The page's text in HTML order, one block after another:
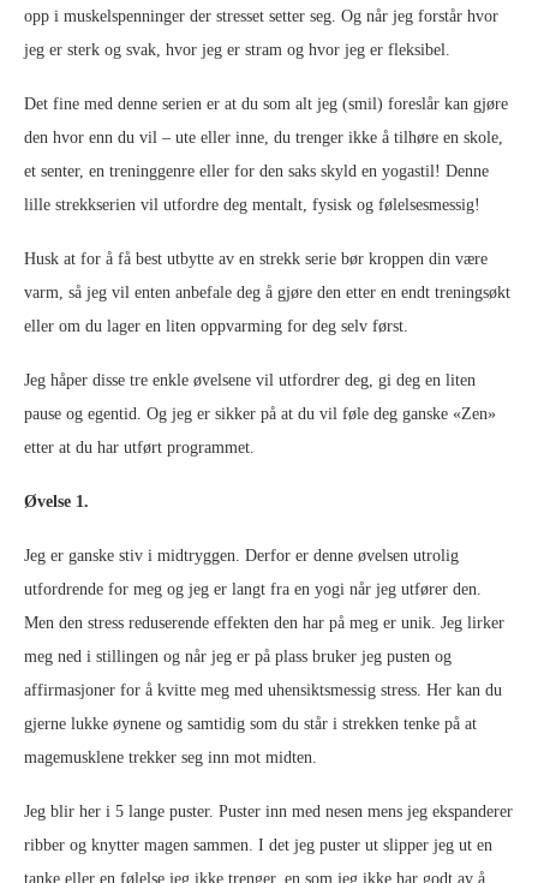
opp i muskelspenninger der stresset setter seg. Og når jeg forstår hvor
jeg er sterk og svak, hvor jeg er stram og hvor jeg er fleksibel.
Det fine med denne serien er at du som alt jeg (smil) foreslår kan gjøre
den hvor enn du vil – ute eller inne, du trenger ikke å tilhøre en skole,
et senter, en treninggenre eller for den saks skyld en yogastil! Denne
lille strekkserien vil utfordre deg mentalt, fysisk og følelsesmessig!
Husk at for å få best utbytte av en strekk serie bør kroppen din være
varm, så jeg vil enten anbefale deg å gjøre den etter en endt treningsøkt
eller om du lager en liten oppvarming for deg selv først.
Jeg håper disse tre enkle øvelsene vil utfordrer deg, gi deg en liten
pause og egentid. Og jeg er sikker på at du vil føle deg ganske «Zen»
etter at du har utført programmet.
Øvelse 1.
Jeg er ganske stiv i midtryggen. Derfor er denne øvelsen utrolig
utfordrende for meg og jeg er langt fra en yogi når jeg utfører den.
Men den stress reduserende effekten den har på meg er unik. Jeg lirker
meg ned i stillingen og når jeg er på plass bruker jeg pusten og
affirmasjoner for å kvitte meg med uhensiktsmessig stress. Her kan du
gjerne lukke øynene og samtidig som du står i strekken tenke på at
magemusklene trekker seg inn mot midten.
Jeg blir her i 5 lange puster. Puster inn med nesen mens jeg ekspanderer
ribber og knytter magen sammen. I det jeg puster ut slipper jeg ut en
tanke eller en følelse jeg ikke trenger, en som jeg ikke har godt av å